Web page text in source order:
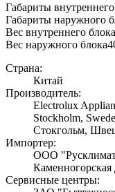
Габариты
Габариты наружного
Вес внутреннего блока
Вес наружного блока
Страна:
Китай
Производитель:
Electrolux
Stockholm,
Стокгольм,
Импортер:
ООО
Каменногорская
Сервисные центры: